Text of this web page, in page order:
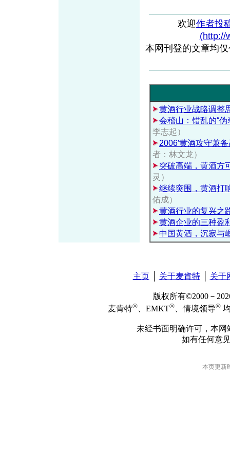
欢迎作者投
(http://
本网刊登的文章均
黄酒行业战略调整
会稽山：错乱的“伪
李志起）
2006′黄酒攻守兼
者：林文龙）
突破高端，黄酒方
灵）
继续突围，黄酒打
佑成）
黄酒行业的复兴之
黄酒企业的三种盈
中国黄酒，沉寂与
主页│ 关于麦肯特│ 关于
版权所有©2000－
麦肯特® 、EMKT® 、情境领导®
未经书面明确许可，本
如有任何意
本页更新